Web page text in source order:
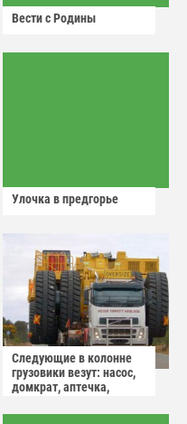
Вести с Родины
Улочка в предгорье
Следующие в колонне
грузовики везут: насос,
домкрат, аптечка,